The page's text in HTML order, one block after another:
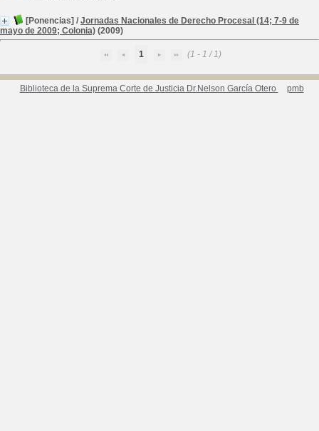
[Ponencias] / Jornadas Nacionales de Derecho Procesal (14; 7-9 de
mayo de 2009; Colonia) (2009)
1 (1 - 1 / 1)
Biblioteca de la Suprema Corte de Justicia Dr.Nelson García Otero pmb